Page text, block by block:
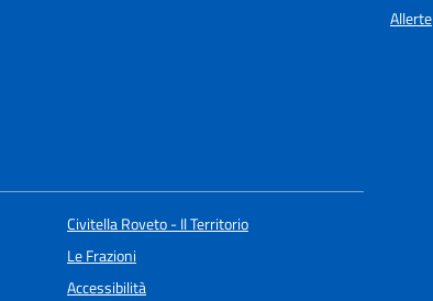
Allerte
Civitella Roveto - Il Territorio
Le Frazioni
Accessibilità